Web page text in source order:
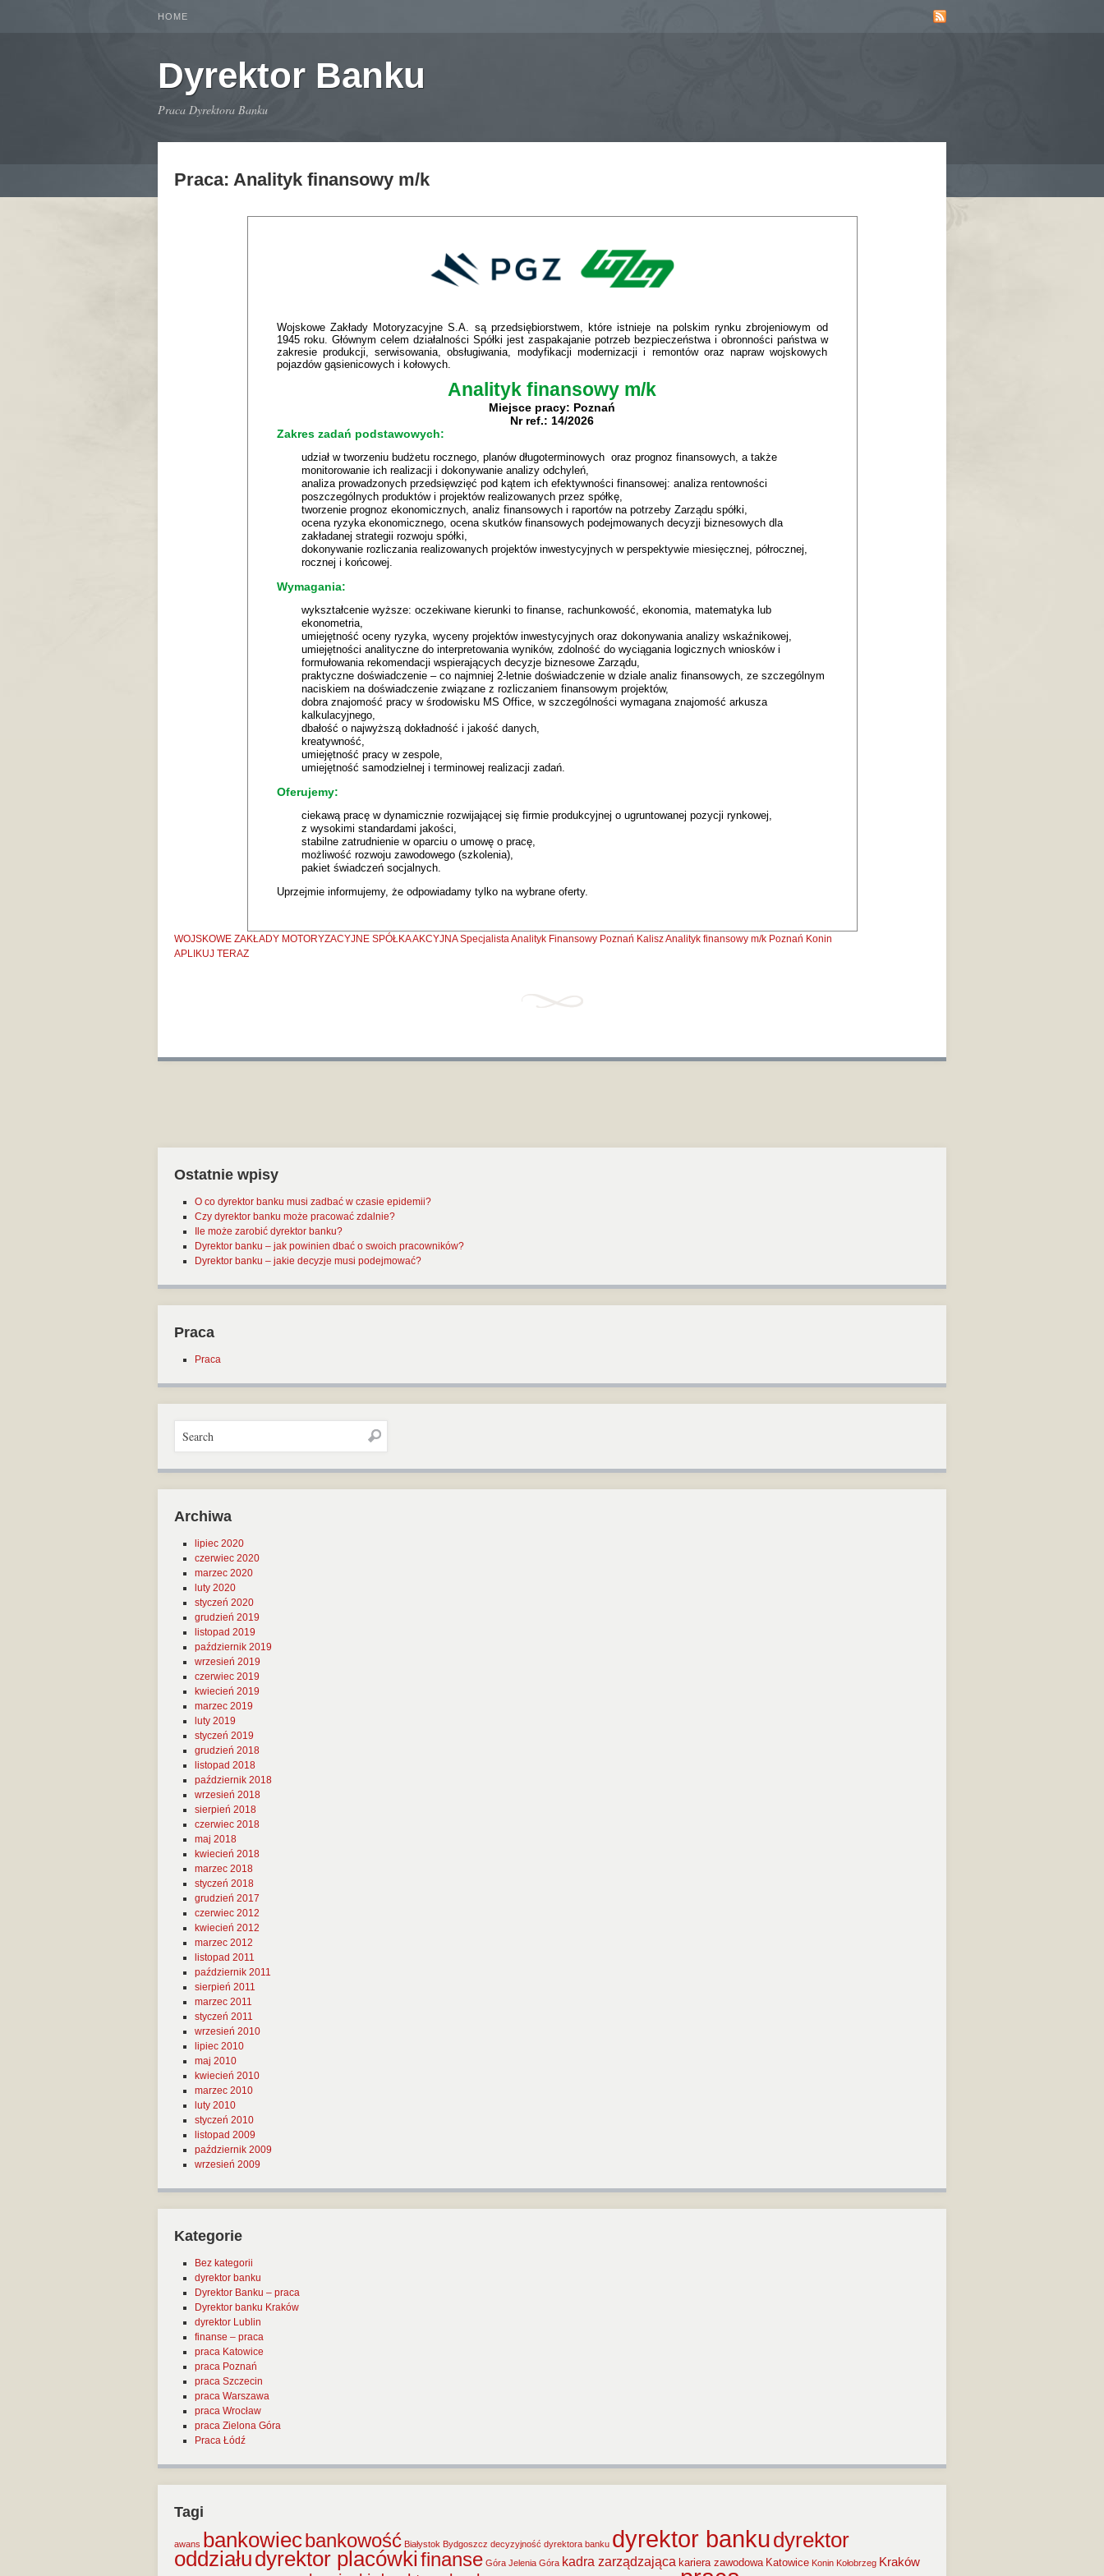
HOME
Dyrektor Banku
Praca Dyrektora Banku
Praca: Analityk finansowy m/k
Wojskowe Zakłady Motoryzacyjne S.A. są przedsiębiorstwem, które istnieje na polskim rynku zbrojeniowym od
1945 roku. Głównym celem działalności Spółki jest zaspakajanie potrzeb bezpieczeństwa i obronności państwa w
zakresie produkcji, serwisowania, obsługiwania, modyfikacji modernizacji i remontów oraz napraw wojskowych
pojazdów gąsienicowych i kołowych.
Analityk finansowy m/k
Miejsce pracy: Poznań
Nr ref.: 14/2026
Zakres zadań podstawowych:
udział w tworzeniu budżetu rocznego, planów długoterminowych oraz prognoz finansowych, a także
monitorowanie ich realizacji i dokonywanie analizy odchyleń,
analiza prowadzonych przedsięwzięć pod kątem ich efektywności finansowej: analiza rentowności
poszczególnych produktów i projektów realizowanych przez spółkę​,
tworzenie prognoz ekonomicznych, analiz finansowych i raportów na potrzeby Zarządu spółki,
ocena ryzyka ekonomicznego, ocena skutków finansowych podejmowanych decyzji biznesowych dla
zakładanej strategii rozwoju spółki,
dokonywanie rozliczania realizowanych projektów inwestycyjnych w perspektywie miesięcznej, półrocznej,
rocznej i końcowej.
Wymagania:
wykształcenie wyższe: oczekiwane kierunki to finanse, rachunkowość, ekonomia, matematyka lub
ekonometria​,
umiejętność oceny ryzyka, wyceny projektów inwestycyjnych oraz dokonywania analizy wskaźnikowej,
umiejętności analityczne do interpretowania wyników, zdolność do wyciągania logicznych wniosków i
formułowania rekomendacji wspierających decyzje biznesowe Zarządu,
praktyczne doświadczenie – co najmniej 2-letnie doświadczenie w dziale analiz finansowych, ze szczególnym
naciskiem na doświadczenie związane z rozliczaniem finansowym projektów,
dobra znajomość pracy w środowisku MS Office, w szczególności wymagana znajomość arkusza
kalkulacyjnego,
dbałość o najwyższą dokładność i jakość danych,
kreatywność,
umiejętność pracy w zespole,
umiejętność samodzielnej i terminowej realizacji zadań.
Oferujemy:
ciekawą pracę w dynamicznie rozwijającej się firmie produkcyjnej o ugruntowanej pozycji rynkowej,
z wysokimi standardami jakości,
stabilne zatrudnienie w oparciu o umowę o pracę,
możliwość rozwoju zawodowego (szkolenia),
pakiet świadczeń socjalnych.
Uprzejmie informujemy, że odpowiadamy tylko na wybrane oferty.
WOJSKOWE ZAKŁADY MOTORYZACYJNE SPÓŁKA AKCYJNA Specjalista Analityk Finansowy Poznań KaliszAnalityk finansowy m/k Poznań Konin
APLIKUJ TERAZ
Ostatnie wpisy
O co dyrektor banku musi zadbać w czasie epidemii?
Czy dyrektor banku może pracować zdalnie?
Ile może zarobić dyrektor banku?
Dyrektor banku – jak powinien dbać o swoich pracowników?
Dyrektor banku – jakie decyzje musi podejmować?
Praca
Praca
Archiwa
lipiec 2020
czerwiec 2020
marzec 2020
luty 2020
styczeń 2020
grudzień 2019
listopad 2019
październik 2019
wrzesień 2019
czerwiec 2019
kwiecień 2019
marzec 2019
luty 2019
styczeń 2019
grudzień 2018
listopad 2018
październik 2018
wrzesień 2018
sierpień 2018
czerwiec 2018
maj 2018
kwiecień 2018
marzec 2018
styczeń 2018
grudzień 2017
czerwiec 2012
kwiecień 2012
marzec 2012
listopad 2011
październik 2011
sierpień 2011
marzec 2011
styczeń 2011
wrzesień 2010
lipiec 2010
maj 2010
kwiecień 2010
marzec 2010
luty 2010
styczeń 2010
listopad 2009
październik 2009
wrzesień 2009
Kategorie
Bez kategorii
dyrektor banku
Dyrektor Banku – praca
Dyrektor banku Kraków
dyrektor Lublin
finanse – praca
praca Katowice
praca Poznań
praca Szczecin
praca Warszawa
praca Wrocław
praca Zielona Góra
Praca Łódź
Tagi
awans bankowiecbankowość Białystok Bydgoszcz decyzyjność dyrektora banku dyrektor bankudyrektor
oddziałudyrektor placówkifinanse Góra Jelenia Góra kadra zarządzająca kariera zawodowa Katowice Konin Kołobrzeg Kraków